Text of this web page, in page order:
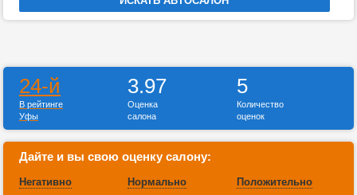
24-й
В рейтинге
Уфы
3.97
Оценка
салона
5
Количество
оценок
Дайте и вы свою оценку салону:
Негативно Нормально Положительно